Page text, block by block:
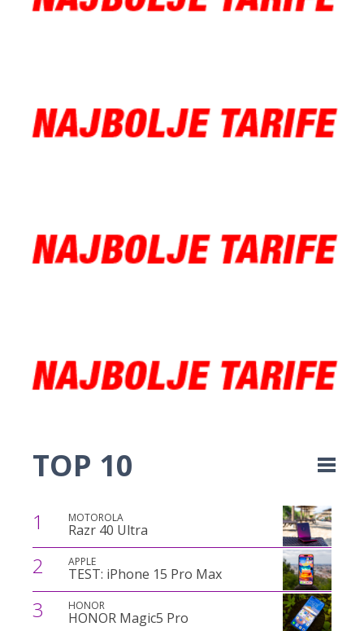
TOP 10
1 MOTOROLA
Razr 40 Ultra
2 APPLE
TEST: iPhone 15 Pro Max
3 HONOR
HONOR Magic5 Pro